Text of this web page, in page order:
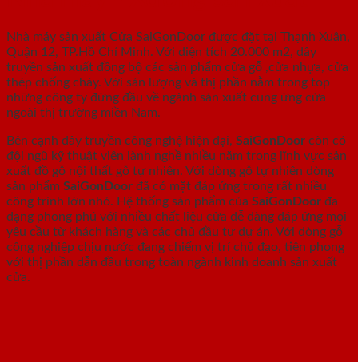
Nhà máy sản xuất Cửa SaiGonDoor được đặt tại Thạnh Xuân,
Quận 12, TP.Hồ Chí Minh. Với diện tích 20.000 m2, dây
truyền sản xuất đồng bộ các sản phẩm cửa gỗ ,cửa nhựa, cửa
thép chống cháy. Với sản lượng và thị phần nằm trong top
những công ty đứng đầu về ngành sản xuất cung ứng cửa
ngoài thị trường miền Nam.
Bên cạnh dây truyền công nghệ hiện đại, SaiGonDoor còn có
đội ngũ kỹ thuật viên lành nghề nhiều năm trong lĩnh vực sản
xuất đồ gỗ nội thất gỗ tự nhiên. Với dòng gỗ tự nhiên dòng
sản phẩm SaiGonDoor đã có mặt đáp ứng trong rất nhiều
công trình lớn nhỏ. Hệ thống sản phẩm của SaiGonDoor đa
dạng phong phú với nhiều chất liệu cửa dễ dàng đáp ứng mọi
yêu cầu từ khách hàng và các chủ đầu tư dự án. Với dòng gỗ
công nghiệp chịu nước đang chiếm vị trí chủ đạo, tiên phong
với thị phần dẫn đầu trong toàn ngành kinh doanh sản xuất
cửa.